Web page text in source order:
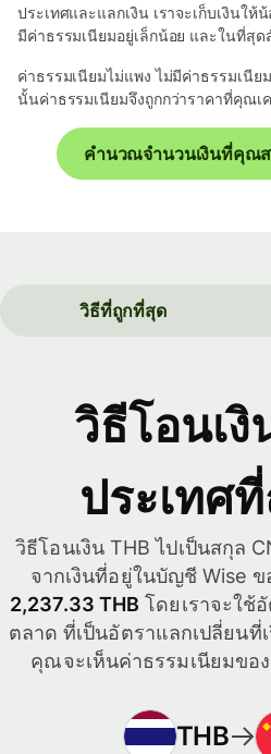
ประเทศและแลกเงิน เราจะเก็บเงินใ
มีค่าธรรมเนียมอยู่เล็กน้อย และในที่สุ
ค่าธรรมเนียมไม่แพง ไม่มีค่าธรรมเนีย
นั้นค่าธรรมเนียมจึงถูกกว่าราคาที่คุณเ
คำนวณจำนวนเงินที่คุณ
วิธีที่ถูกที่สุด
วิธีโอนเงิ
ประเทศ
วิธีโอนเงิน THB ไปเป็นสกุล
จากเงินที่อยู่ในบัญชี Wise
2,237.33 THB โดยเราจะใช้
ตลาด ที่เป็นอัตราแลกเปลี่ยนที่
คุณจะเห็นค่าธรรมเนียมของ
THB